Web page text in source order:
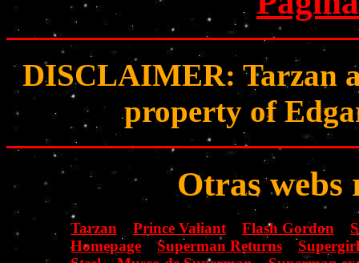
DISCLAIMER: Tarzan
property of
Otras webs
Tarzan Prince Valiant Flash Gordon
Homepage
Superman Returns